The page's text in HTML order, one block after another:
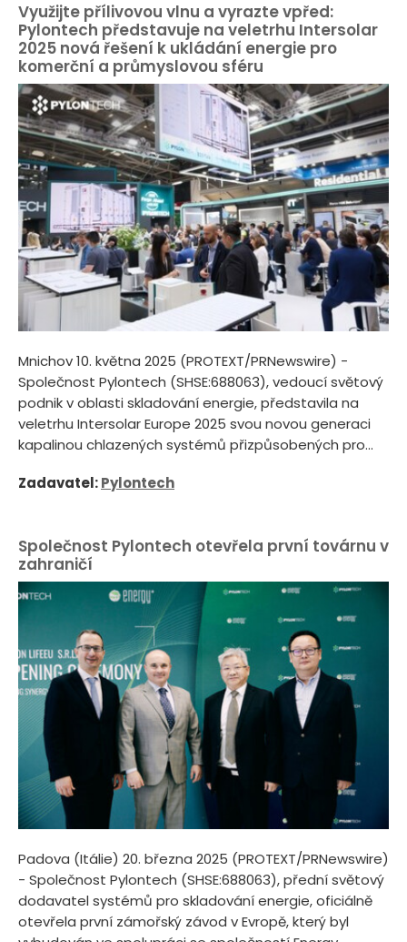
Využijte přílivovou vlnu a vyrazte vpřed:
Pylontech představuje na veletrhu Intersolar
2025 nová řešení k ukládání energie pro
komerční a průmyslovou sféru
Mnichov 10. května 2025 (PROTEXT/PRNewswire) -
Společnost Pylontech (SHSE:688063), vedoucí světový
podnik v oblasti skladování energie, představila na
veletrhu Intersolar Europe 2025 svou novou generaci
kapalinou chlazených systémů přizpůsobených pro...
Zadavatel:Pylontech
Společnost Pylontech otevřela první továrnu v
zahraničí
Padova (Itálie) 20. března 2025 (PROTEXT/PRNewswire)
- Společnost Pylontech (SHSE:688063), přední světový
dodavatel systémů pro skladování energie, oficiálně
otevřela první zámořský závod v Evropě, který byl